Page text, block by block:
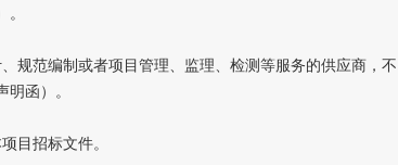
范编制或者项目管理、监理、检测等服务的供应商，不
函）。
目招标文件。